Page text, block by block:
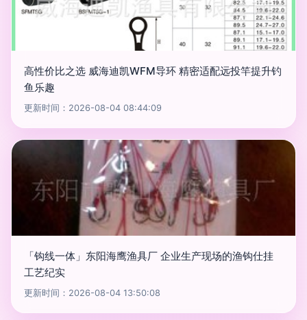
高性价比之选 威海迪凯WFM导环 精密适配远投竿提升钓
鱼乐趣
更新时间：2026-08-04 08:44:09
「钩线一体」东阳海鹰渔具厂 企业生产现场的渔钩仕挂
工艺纪实
更新时间：2026-08-04 13:50:08